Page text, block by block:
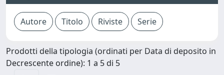
Prodotti della tipologia (ordinati per Data di deposito in
Decrescente ordine): 1 a 5 di 5